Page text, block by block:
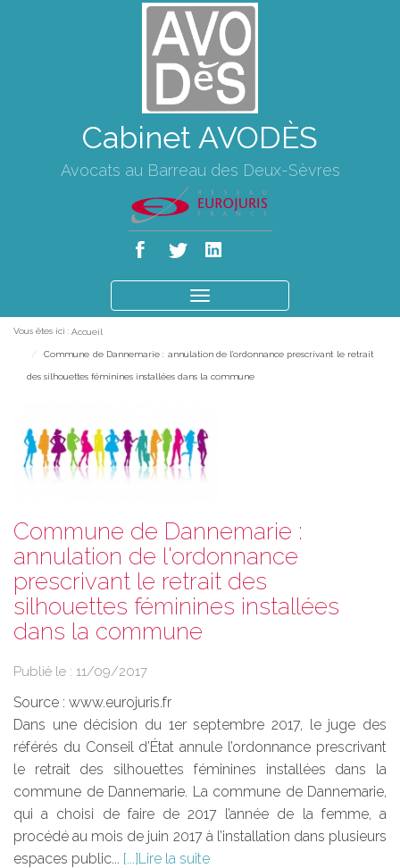
Cabinet AVODÈS
Avocats au Barreau des Deux-Sèvres
le
Vous êtes ici : Accueil
Commune de Dannemarie : annulation de l'ordonnance prescrivant le retrait
des silhouettes féminines installées dans la commune
Commune de Dannemarie :
annulation de l'ordonnance
prescrivant le retrait des
silhouettes féminines installées
dans la commune
Publié le : 11/09/2017
Source : www.eurojuris.fr
Dans une décision du 1er septembre 2017, le juge des
référés du Conseil d’État annule l’ordonnance prescrivant
le retrait des silhouettes féminines installées dans la
commune de Dannemarie. La commune de Dannemarie,
qui a choisi de faire de 2017 l’année de la femme, a
procédé au mois de juin 2017 à l’installation dans plusieurs
espaces public...
Lire la suite